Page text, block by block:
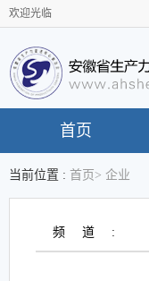
欢迎光临
首页
当前位置 : 首页 > 企业
频道: